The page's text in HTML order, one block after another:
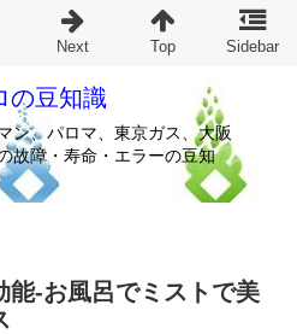
の豆知識
ン、パロマ、東京ガス、大阪
故障・寿命・エラーの豆知
能-お風呂でミストで美